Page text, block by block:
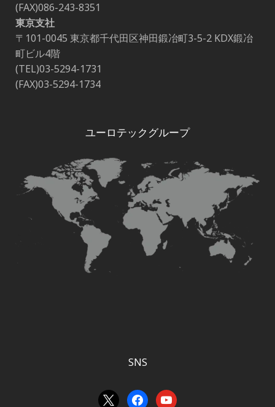
(FAX)086-243-8351
東京支社
〒101-0045 東京都千代田区神田鍛冶町3-5-2 KDX鍛冶
町ビル4階
(TEL)03-5294-1731
(FAX)03-5294-1734
ユーロテックグループ
SNS
x facebook
youtube